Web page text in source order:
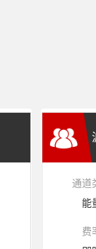
通道
能
费